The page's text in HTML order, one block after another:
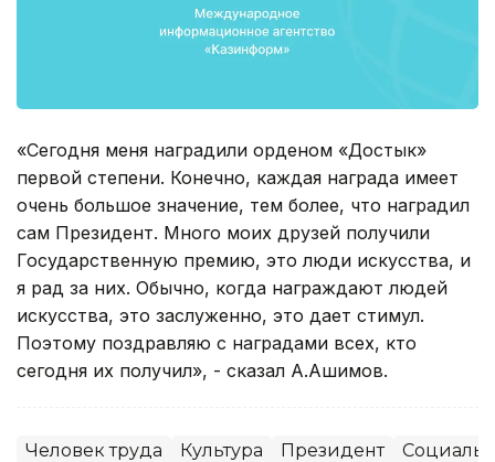
«Сегодня меня наградили орденом «Достык»
первой степени. Конечно, каждая награда имеет
очень большое значение, тем более, что наградил
сам Президент. Много моих друзей получили
Государственную премию, это люди искусства, и
я рад за них. Обычно, когда награждают людей
искусства, это заслуженно, это дает стимул.
Поэтому поздравляю с наградами всех, кто
сегодня их получил», - сказал А.Ашимов.
Человек труда Культура Президент